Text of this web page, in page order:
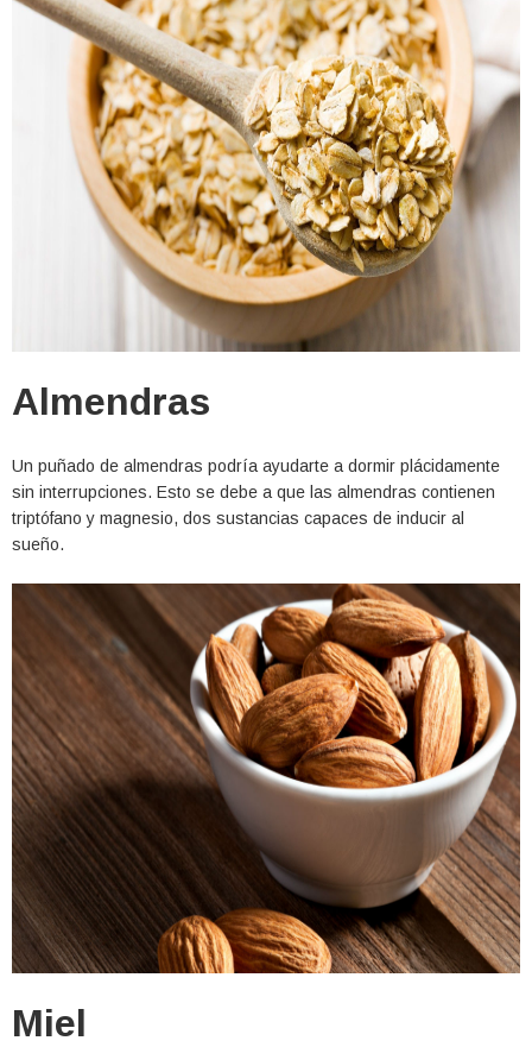
Almendras
Un puñado de almendras podría ayudarte a dormir plácidamente
sin interrupciones. Esto se debe a que las almendras contienen
triptófano y magnesio, dos sustancias capaces de inducir al
sueño.
Miel